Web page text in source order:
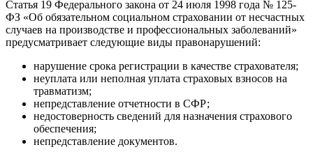
Статья 19 Федерального закона от 24 июля 1998 года № 125-
ФЗ «Об обязательном социальном страховании от несчастных
случаев на производстве и профессиональных заболеваний»
предусматривает следующие виды правонарушений:
нарушение срока регистрации в качестве страхователя;
неуплата или неполная уплата страховых взносов на
травматизм;
непредставление отчетности в СФР;
недостоверность сведений для назначения страхового
обеспечения;
непредставление документов.